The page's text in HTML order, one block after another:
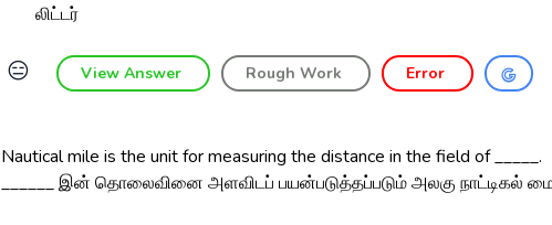
லிட்டர்
😑 View Answer Rough Work Error
Nautical mile is the unit for measuring the distance in the field of _____.
______ இன் தொலைவினை அளவிடப் பயன்படுத்தப்படும் அலகு நாட்டிகல்